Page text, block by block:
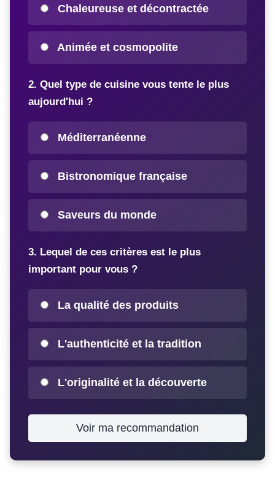
Chaleureuse et décontractée
Animée et cosmopolite
2. Quel type de cuisine vous tente le plus
aujourd'hui ?
Méditerranéenne
Bistronomique française
Saveurs du monde
3. Lequel de ces critères est le plus
important pour vous ?
La qualité des produits
L'authenticité et la tradition
L'originalité et la découverte
Voir ma recommandation